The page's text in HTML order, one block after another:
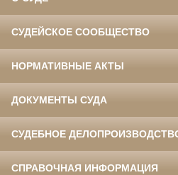
СУДЕЙСКОЕ СООБЩЕСТВО
НОРМАТИВНЫЕ АКТЫ
ДОКУМЕНТЫ СУДА
СУДЕБНОЕ
СПРАВОЧНАЯ ИНФОРМАЦИЯ